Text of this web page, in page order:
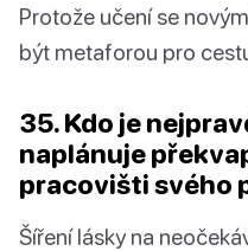
Protože učení se
být metaforou pro
35. Kdo je
naplánuje
pracovišti svého
Šíření lásky na